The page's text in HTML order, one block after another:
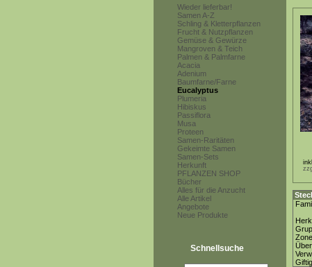
Wieder lieferbar!
Samen A-Z
Schling & Kletterpflanzen
Frucht & Nutzpflanzen
Gemüse & Gewürze
Mangroven & Teich
Palmen & Palmfarne
Acacia
Adenium
Baumfarne/Farne
Eucalyptus
Plumeria
Hibiskus
Passiflora
Musa
Proteen
Samen-Raritäten
Gekeimte Samen
Samen-Sets
Herkunft
PFLANZEN SHOP
Bücher
Alles für die Anzucht
Alle Artikel
Angebote
Neue Produkte
Schnellsuche